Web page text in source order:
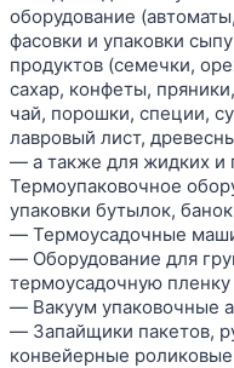
оборудование
фасовки и упаковки
продуктов (семечки,
сахар, конфеты,
чай, порошки, специи,
лавровый лист,
― а также для жидких и
Термоупаковочное
упаковки бутылок,
― Термоусадочные
― Оборудование для
термоусадочную пленку
― Вакуум упаковочные
― Запайщики пакетов,
конвейерные роликовые